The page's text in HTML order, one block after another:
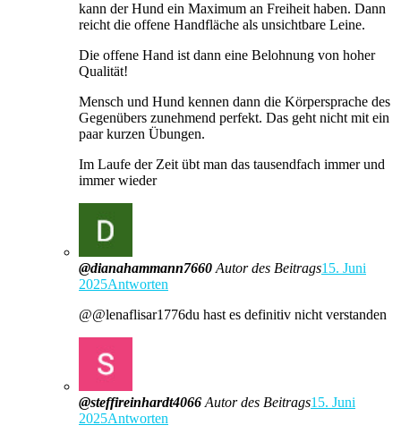
kann der Hund ein Maximum an Freiheit haben. Dann
reicht die offene Handfläche als unsichtbare Leine.
Die offene Hand ist dann eine Belohnung von hoher
Qualität!
Mensch und Hund kennen dann die Körpersprache des
Gegenübers zunehmend perfekt. Das geht nicht mit ein
paar kurzen Übungen.
Im Laufe der Zeit übt man das tausendfach immer und
immer wieder
@dianahammann7660 Autor des Beitrags15. Juni
2025Antworten
​@@lenaflisar1776du hast es definitiv nicht verstanden
@steffireinhardt4066 Autor des Beitrags15. Juni
2025Antworten